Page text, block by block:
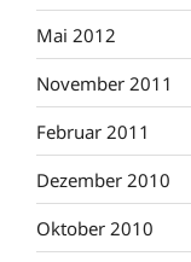
Mai 2012
November 2011
Februar 2011
Dezember 2010
Oktober 2010